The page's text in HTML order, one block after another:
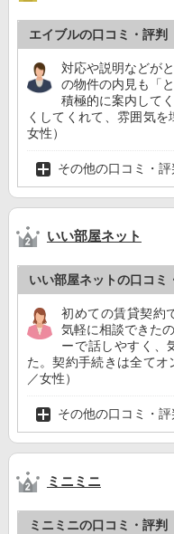
エイブルの口コミ・評判
対応や説明などが
の物件の内見も「
積極的に案内して
くしてくれて、雰囲気
女性）
その他の口コミ・評
いい部屋ネット
いい部屋ネットの口コミ
初めての賃貸契約
気軽に相談できた
ーで話しやすく、
た。契約手続きは全て
／女性）
その他の口コミ・評
ミニミニ
ミニミニの口コミ・評判